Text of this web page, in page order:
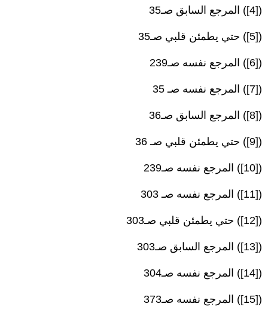
([4]) المرجع السابق صـ35
([5]) حتي يطمئن قلبي صـ35
([6]) المرجع نفسه صـ239
([7]) المرجع نفسه صـ 35
([8]) المرجع السابق صـ36
([9]) حتي يطمئن قلبي صـ 36
([10]) المرجع نفسه صـ239
([11]) المرجع نفسه صـ 303
([12]) حتي يطمئن قلبي صـ303
([13]) المرجع السابق صـ303
([14]) المرجع نفسه صـ304
([15]) المرجع نفسه صـ373